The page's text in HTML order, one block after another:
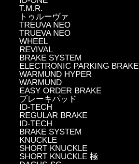
T.M.R.
トゥルーヴァ
TREUVA NEO
TRUEVA NEO
WHEEL
REVIVAL
BRAKE SYSTEM
ELECTRONIC PARKING BRAKE
WARMUND HYPER
WARMUND
EASY ORDER BRAKE
ブレーキパッド
ID-TECH
REGULAR BRAKE
ID-TECH
BRAKE SYSTEM
KNUCKLE
SHORT KNUCKLE
SHORT KNUCKLE 極